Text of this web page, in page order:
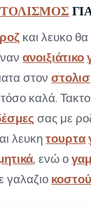
ροζ και λευκο θα
ανοιξιάτικο
στον
τόσο καλά.
σας με
λευκητουρτα
, ενώ ο
γαλαζιο